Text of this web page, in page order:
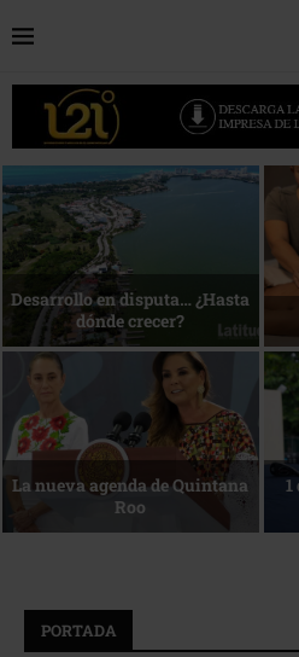
Bottega, un viaje servido a la
mesa
Reconocimiento de viajeros
PORTADA